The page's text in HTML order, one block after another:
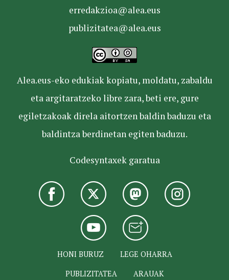
erredakzioa@alea.eus
publizitatea@alea.eus
Alea.eus-eko edukiak kopiatu, moldatu, zabaldu
eta argitaratzeko libre zara, beti ere, gure
egiletzakoak direla aitortzen baldin baduzu eta
baldintza berdinetan egiten baduzu.
Codesyntaxek garatua
HONI BURUZ
LEGE OHARRA
PUBLIZITATEA
ARAUAK